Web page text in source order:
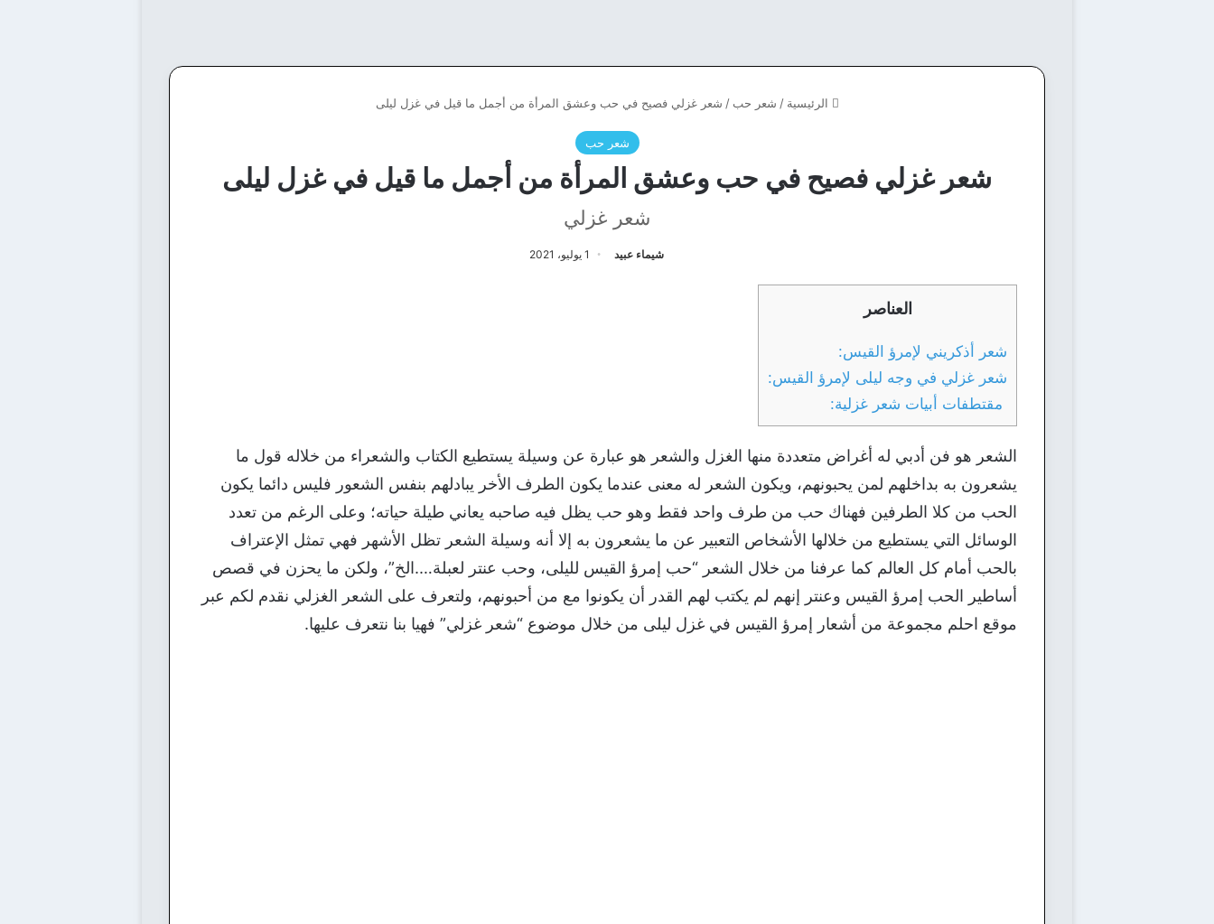
الرئيسية / شعر حب / شعر غزلي فصيح في حب وعشق المرأة من أجمل ما قيل في غزل ليلى
شعر حب
شعر غزلي فصيح في حب وعشق المرأة من أجمل ما قيل في غزل ليلى
شعر غزلي
شيماء عبيد 1 يوليو، 2021
العناصر
شعر أذكريني لإمرؤ القيس:
شعر غزلي في وجه ليلى لإمرؤ القيس:
مقتطفات أبيات شعر غزلية:
الشعر هو فن أدبي له أغراض متعددة منها الغزل والشعر هو عبارة عن وسيلة يستطيع الكتاب والشعراء من خلاله قول ما
يشعرون به بداخلهم لمن يحبونهم، ويكون الشعر له معنى عندما يكون الطرف الأخر يبادلهم بنفس الشعور فليس دائما يكون
الحب من كلا الطرفين فهناك حب من طرف واحد فقط وهو حب يظل فيه صاحبه يعاني طيلة حياته؛ وعلى الرغم من تعدد
الوسائل التي يستطيع من خلالها الأشخاص التعبير عن ما يشعرون به إلا أنه وسيلة الشعر تظل الأشهر فهي تمثل الإعتراف
بالحب أمام كل العالم كما عرفنا من خلال الشعر “حب إمرؤ القيس لليلى، وحب عنتر لعبلة….الخ”، ولكن ما يحزن في قصص
أساطير الحب إمرؤ القيس وعنتر إنهم لم يكتب لهم القدر أن يكونوا مع من أحبونهم، ولتعرف على الشعر الغزلي نقدم لكم عبر
موقع احلم مجموعة من أشعار إمرؤ القيس في غزل ليلى من خلال موضوع “شعر غزلي” فهيا بنا نتعرف عليها.